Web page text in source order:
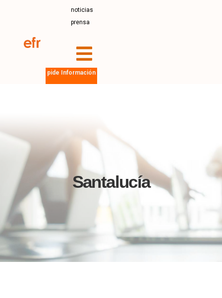
noticias
prensa
pide Información
Santalucía